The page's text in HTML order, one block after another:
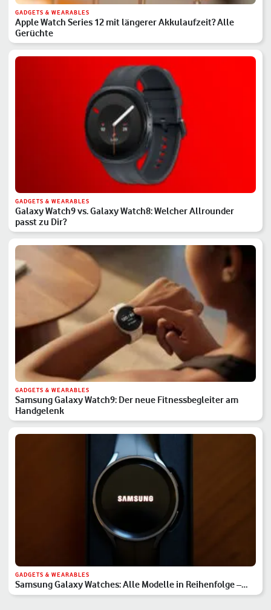
GADGETS & WEARABLES
Apple Watch Series 12 mit längerer Akkulaufzeit? Alle
Gerüchte
GADGETS & WEARABLES
Galaxy Watch9 vs. Galaxy Watch8: Welcher Allrounder
passt zu Dir?
GADGETS & WEARABLES
Samsung Galaxy Watch9: Der neue Fitnessbegleiter am
Handgelenk
GADGETS & WEARABLES
Samsung Galaxy Watches: Alle Modelle in Reihenfolge –
Hauptserie, Classic & Ultra